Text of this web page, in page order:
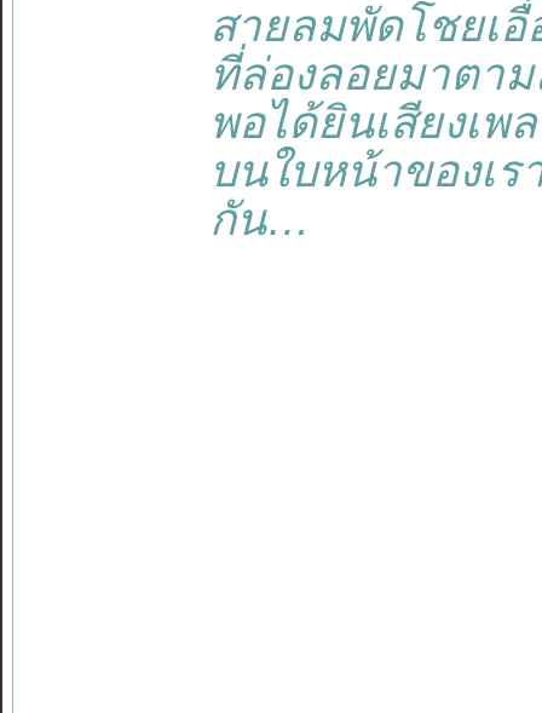
สายลมพัดโชยเอื่
ที่ล่องลอยมาตา
พอได้ยินเสียงเ
บนใบหน้าของเ
กัน…